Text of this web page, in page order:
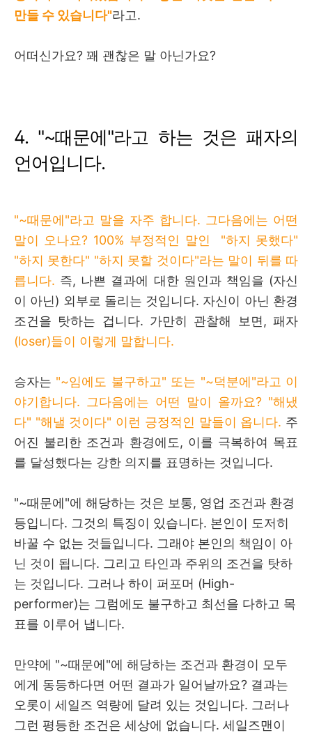
만들 수 있습니다"라고.
어떠신가요? 꽤 괜찮은 말 아닌가요?
4. "~때문에"라고 하는 것은 패자의
언어입니다.
"~때문에"라고 말을 자주 합니다. 그다음에는 어떤
말이 오나요? 100% 부정적인 말인 "하지 못했다"
"하지 못한다" "하지 못할 것이다"라는 말이 뒤를 따
릅니다. 즉, 나쁜 결과에 대한 원인과 책임을 (자신
이 아닌) 외부로 돌리는 것입니다. 자신이 아닌 환경
조건을 탓하는 겁니다. 가만히 관찰해 보면, 패자
(loser)들이 이렇게 말합니다.
승자는 "~임에도 불구하고" 또는 "~덕분에"라고 이
야기합니다. 그다음에는 어떤 말이 올까요? "해냈
다" "해낼 것이다" 이런 긍정적인 말들이 옵니다. 주
어진 불리한 조건과 환경에도, 이를 극복하여 목표
를 달성했다는 강한 의지를 표명하는 것입니다.
"~때문에"에 해당하는 것은 보통, 영업 조건과 환경
등입니다. 그것의 특징이 있습니다. 본인이 도저히
바꿀 수 없는 것들입니다. 그래야 본인의 책임이 아
닌 것이 됩니다. 그리고 타인과 주위의 조건을 탓하
는 것입니다. 그러나 하이 퍼포머 (High-
performer)는 그럼에도 불구하고 최선을 다하고 목
표를 이루어 냅니다.
만약에 "~때문에"에 해당하는 조건과 환경이 모두
에게 동등하다면 어떤 결과가 일어날까요? 결과는
오롯이 세일즈 역량에 달려 있는 것입니다. 그러나
그런 평등한 조건은 세상에 없습니다. 세일즈맨이